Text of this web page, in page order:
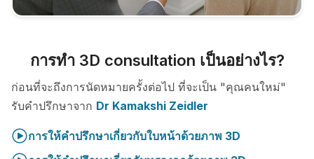
การทำ 3D consultation เป็นอย่างไร?
ก่อนที่จะถึงการนัดหมายครั้งต่อไป ที่จะเป็น "คุณคนใหม่"
รับคำปรึกษาจาก Dr Kamakshi Zeidler
การให้คำปรึกษาเกี่ยวกับใบหน้าด้วยภาพ 3D